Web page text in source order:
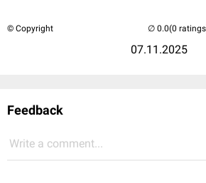
© Copyright
07.11.2025
(0
Feedback
Write a comment...